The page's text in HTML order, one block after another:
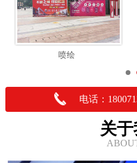
喷绘
电话：
关于